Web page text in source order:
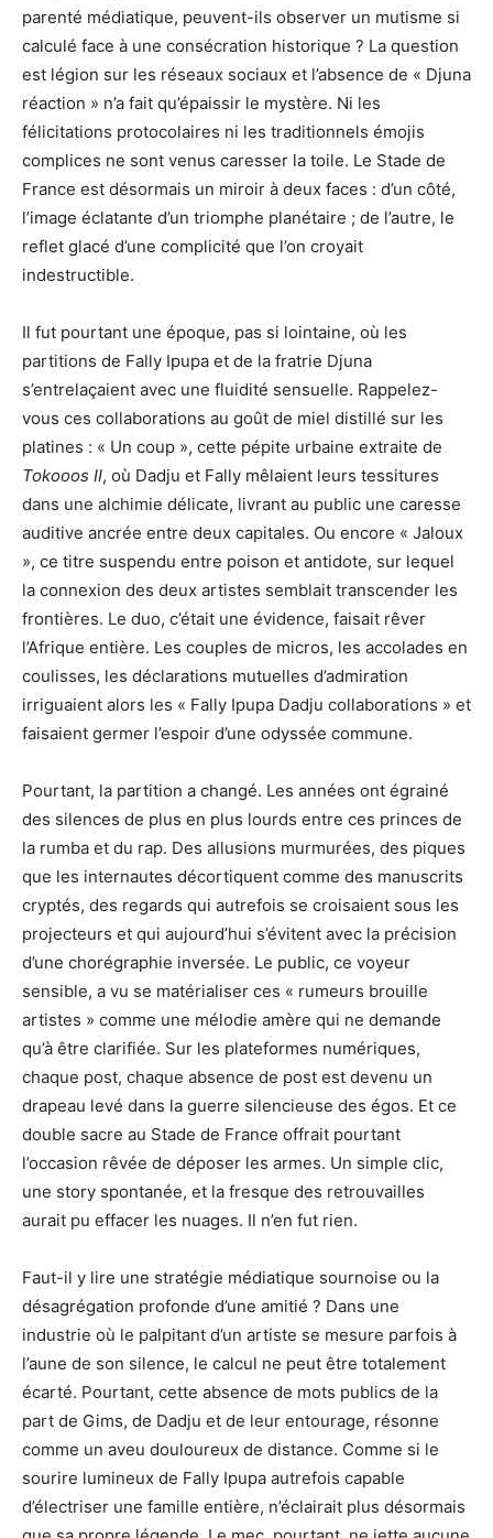
parenté médiatique, peuvent-ils observer un mutisme si
calculé face à une consécration historique ? La question
est légion sur les réseaux sociaux et l’absence de « Djuna
réaction » n’a fait qu’épaissir le mystère. Ni les
félicitations protocolaires ni les traditionnels émojis
complices ne sont venus caresser la toile. Le Stade de
France est désormais un miroir à deux faces : d’un côté,
l’image éclatante d’un triomphe planétaire ; de l’autre, le
reflet glacé d’une complicité que l’on croyait
indestructible.
Il fut pourtant une époque, pas si lointaine, où les
partitions de Fally Ipupa et de la fratrie Djuna
s’entrelaçaient avec une fluidité sensuelle. Rappelez-
vous ces collaborations au goût de miel distillé sur les
platines : « Un coup », cette pépite urbaine extraite de
Tokooos II, où Dadju et Fally mêlaient leurs tessitures
dans une alchimie délicate, livrant au public une caresse
auditive ancrée entre deux capitales. Ou encore « Jaloux
», ce titre suspendu entre poison et antidote, sur lequel
la connexion des deux artistes semblait transcender les
frontières. Le duo, c’était une évidence, faisait rêver
l’Afrique entière. Les couples de micros, les accolades en
coulisses, les déclarations mutuelles d’admiration
irriguaient alors les « Fally Ipupa Dadju collaborations » et
faisaient germer l’espoir d’une odyssée commune.
Pourtant, la partition a changé. Les années ont égrainé
des silences de plus en plus lourds entre ces princes de
la rumba et du rap. Des allusions murmurées, des piques
que les internautes décortiquent comme des manuscrits
cryptés, des regards qui autrefois se croisaient sous les
projecteurs et qui aujourd’hui s’évitent avec la précision
d’une chorégraphie inversée. Le public, ce voyeur
sensible, a vu se matérialiser ces « rumeurs brouille
artistes » comme une mélodie amère qui ne demande
qu’à être clarifiée. Sur les plateformes numériques,
chaque post, chaque absence de post est devenu un
drapeau levé dans la guerre silencieuse des égos. Et ce
double sacre au Stade de France offrait pourtant
l’occasion rêvée de déposer les armes. Un simple clic,
une story spontanée, et la fresque des retrouvailles
aurait pu effacer les nuages. Il n’en fut rien.
Faut-il y lire une stratégie médiatique sournoise ou la
désagrégation profonde d’une amitié ? Dans une
industrie où le palpitant d’un artiste se mesure parfois à
l’aune de son silence, le calcul ne peut être totalement
écarté. Pourtant, cette absence de mots publics de la
part de Gims, de Dadju et de leur entourage, résonne
comme un aveu douloureux de distance. Comme si le
sourire lumineux de Fally Ipupa autrefois capable
d’électriser une famille entière, n’éclairait plus désormais